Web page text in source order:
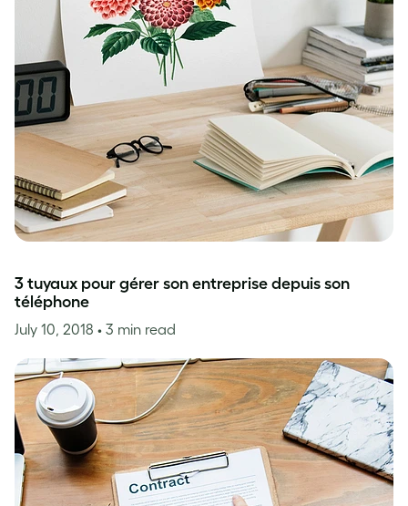
3 tuyaux pour gérer son entreprise depuis son
téléphone
July 10, 2018 • 3 min read